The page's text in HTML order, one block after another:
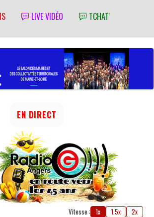
LIVE VIDÉO TCHAT'
EN DIRECT
Vitesse : 1x 1.5x 2x